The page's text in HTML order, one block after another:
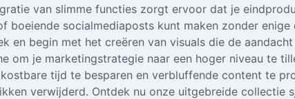
van slimme functies zorgt ervoor dat je
socialmediaposts kunt maken zonder enige
begin met het creëren van visuals die de
je marketingstrategie naar een hoger niveau te
tijd te besparen en verbluffende content te
verwijderd. Ontdek nu onze uitgebreide collectie